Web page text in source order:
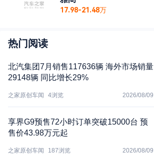
17.98-21.48万
热门阅读
北汽集团7月销售117636辆 海外市场销量
29148辆 同比增长29%
之家原创车闻 4浏览 2026/08/09
享界G9预售72小时订单突破15000台 预
售价43.98万元起
之家原创车闻 187浏览 2026/08/09